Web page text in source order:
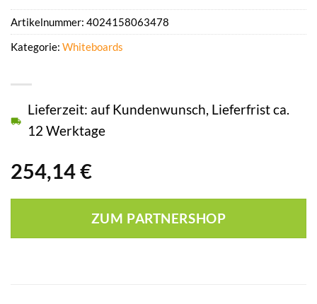
254,14€
Lieferzeit: auf Kundenwunsch, Lieferfrist ca.
12 Werktage
ZUM PARTNERSHOP
Artikelnummer: 4024158063478
Kategorie: Whiteboards